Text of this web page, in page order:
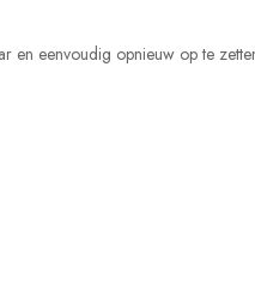
en eenvoudig opnieuw op te